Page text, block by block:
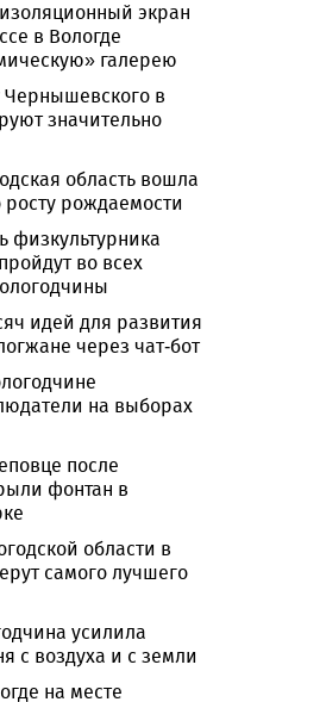
экран
в Вологде
галерею
Чернышевского в
значительно
область вошла
рождаемости
физкультурника
во всех
идей для развития
через чат-бот
на выборах
после
фонтан в
области в
самого лучшего
усилила
с воздуха и с земли
на месте